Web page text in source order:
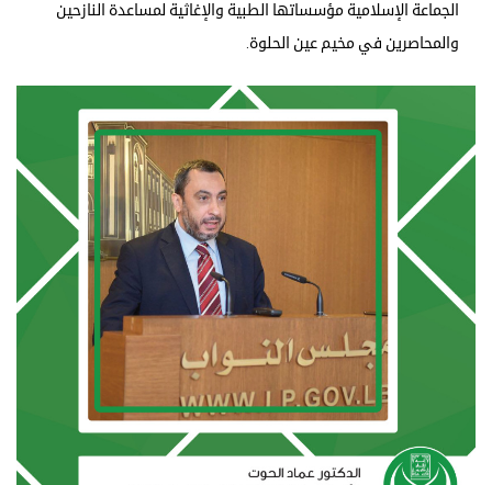
الجماعة الإسلامية مؤسساتها الطبية والإغاثية لمساعدة النازحين
والمحاصرين في مخيم عين الحلوة.